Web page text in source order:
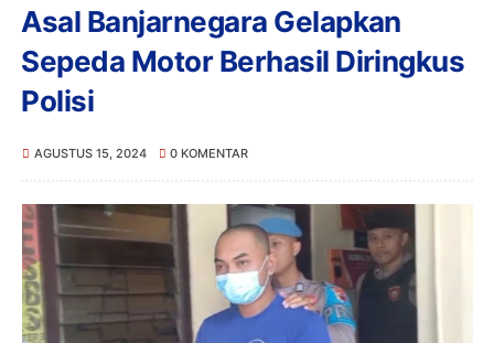
Asal Banjarnegara Gelapkan
Sepeda Motor Berhasil Diringkus
Polisi
AGUSTUS 15, 2024 0 KOMENTAR